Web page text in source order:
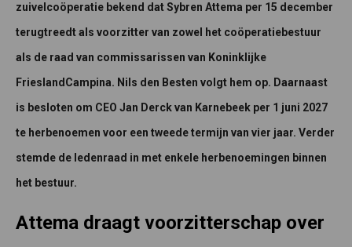
zuivelcoöperatie bekend dat Sybren Attema per 15 december
terugtreedt als voorzitter van zowel het coöperatiebestuur
als de raad van commissarissen van Koninklijke
FrieslandCampina. Nils den Besten volgt hem op. Daarnaast
is besloten om CEO Jan Derck van Karnebeek per 1 juni 2027
te herbenoemen voor een tweede termijn van vier jaar. Verder
stemde de ledenraad in met enkele herbenoemingen binnen
het bestuur.
Attema draagt voorzitterschap over